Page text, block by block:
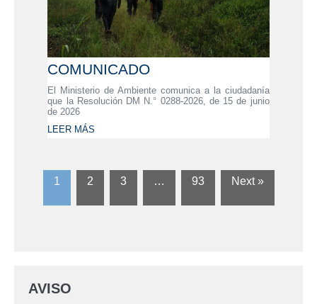
COMUNICADO
El Ministerio de Ambiente comunica a la ciudadanía
que la Resolución DM N.° 0288-2026, de 15 de junio
de 2026
LEER MÁS
1 2 3 … 93 Next »
AVISO